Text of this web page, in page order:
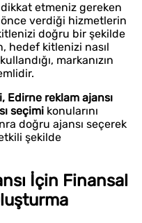
etmeniz gereken
verdiği hizmetlerin
doğru bir şekilde
hedef kitlenizi nasıl
markanızın
Edirne reklam ajansı
seçimi konularını
doğru ajansı seçerek
şekilde
İçin Finansal